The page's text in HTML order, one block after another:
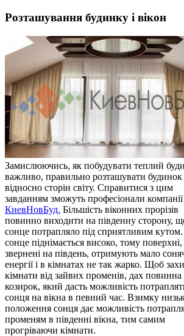
Розташування будинку і вікон
Замислюючись, як побудувати теплий
важливо, правильно розташувати будинок
відносно сторін світу. Справитися з цим
завданням зможуть професіонали компанії
КиевНовБуд. Більшість віконних прорізів
повинно виходити на південну сторону,
сонце потрапляло під сприятливим кутом.
сонце піднімається високо, тому поверхні,
звернені на південь, отримують мало
енергії і в кімнатах не так жарко. Щоб
кімнати від зайвих променів, дах повинна
козирок, який дасть можливість
сонця на вікна в певний час. Взимку
положення сонця дає можливість
променям в південні вікна, тим самим
прогріваючи кімнати.